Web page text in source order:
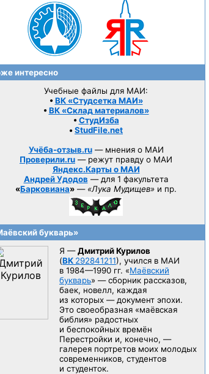
интересно
Учебные файлы для МАИ:
• ВК «Студсетка МАИ»
• ВК «Склад материалов»
• СтудИзба
• StudFile.net
Учёба-отзыв.ru— мнения о МАИ
Проверили.ru — режут правду о МАИ
Яндекс.Карты о МАИ
Андрей Удодов — для 1 факультета
«Барковиана» — «Лука Мудищев» и пр.
букварь»
Я —Дмитрий Курилов
(ВК 292841211), учился в МАИ
в 1984—1990 гг. «Маёвский
букварь» — сборник рассказов,
баек, новелл, каждая
из которых — документ эпохи.
Это своеобразная «маёвская
библия» радостных
и беспокойных времён
Перестройки и, конечно, —
галерея портретов моих молодых
современников, студентов
и студенток.